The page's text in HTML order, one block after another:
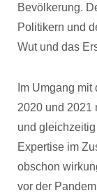
Bevölkerung.
Politikern und
Wut und das
Im Umgang
2020 und 2021
und
Expertise im
obschon
vor der